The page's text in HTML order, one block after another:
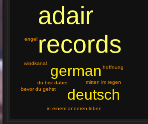
adair
records
german
deutsch
windkanal
in einem anderen leben
mitten im regen
hoffnung
bevor du gehst
du bist dabei
engel